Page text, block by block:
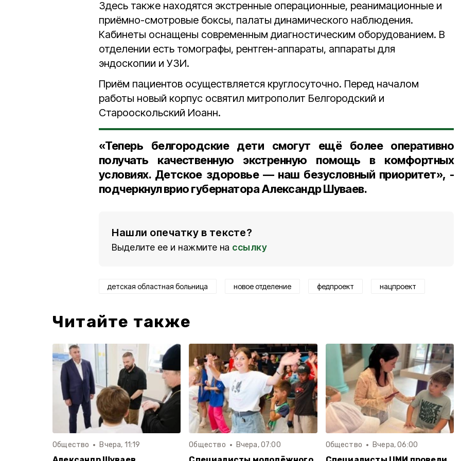
Здесь также находятся экстренные операционные, реанимационные и
приёмно-смотровые боксы, палаты динамического наблюдения.
Кабинеты оснащены современным диагностическим оборудованием. В
отделении есть томографы, рентген-аппараты, аппараты для
эндоскопии и УЗИ.
Приём пациентов осуществляется круглосуточно. Перед началом
работы новый корпус освятил митрополит Белгородский и
Старооскольский Иоанн.
«Теперь белгородские дети смогут ещё более оперативно
получать качественную экстренную помощь в комфортных
условиях. Детское здоровье — наш безусловный приоритет», -
подчеркнул врио губернатора Александр Шуваев.
Нашли опечатку в тексте?
Выделите ее и нажмите на ссылку
детская областная больница новое отделение федпроект нацпроект
Читайте также
Общество Вчера, 11:19 Общество Вчера, 07:00 Общество Вчера, 06:00